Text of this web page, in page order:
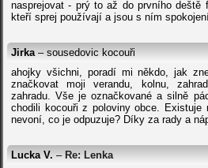
nasprejovat - prý to až do prvního deště
kteří sprej používají a jsou s ním
Jirka– sousedovic kocouři
ahojky všichni, poradí mi někdo, jak
značkovat moji verandu, kolnu,
zahradu. Vše je označkované a silně
chodili kocouři z poloviny obce. Existuje
nevoní, co je odpuzuje? Díky za rady a
Lucka V. – Re: Lenka